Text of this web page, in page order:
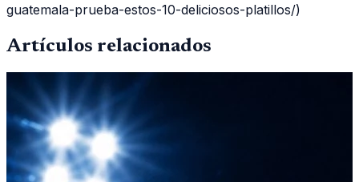
guatemala-prueba-estos-10-deliciosos-platillos/)
Artículos relacionados